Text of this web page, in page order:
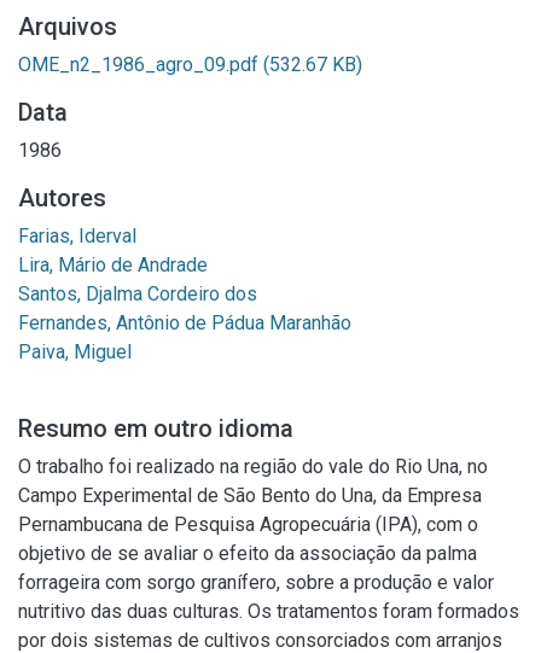
Arquivos
OME_n2_1986_agro_09.pdf (532.67 KB)
Data
1986
Autores
Farias, Iderval
Lira, Mário de Andrade
Santos, Djalma Cordeiro dos
Fernandes, Antônio de Pádua Maranhão
Paiva, Miguel
Resumo em outro idioma
O trabalho foi realizado na região do vale do Rio Una, no
Campo Experimental de São Bento do Una, da Empresa
Pernambucana de Pesquisa Agropecuária (IPA), com o
objetivo de se avaliar o efeito da associação da palma
forrageira com sorgo granífero, sobre a produção e valor
nutritivo das duas culturas. Os tratamentos foram formados
por dois sistemas de cultivos consorciados com arranjos